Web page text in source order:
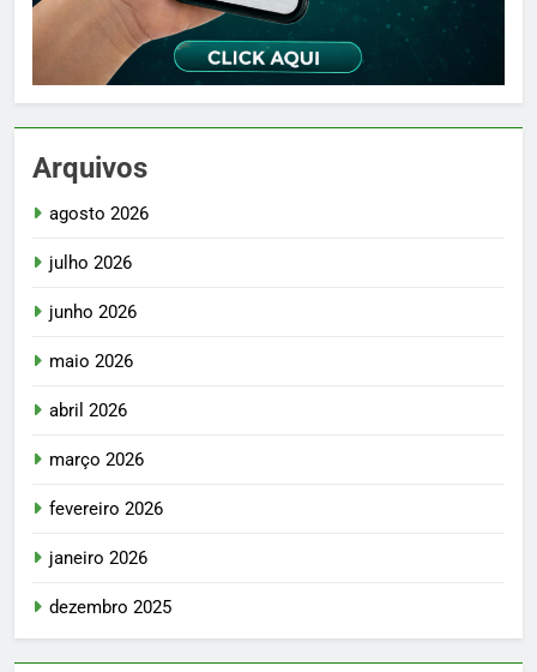
Arquivos
agosto 2026
julho 2026
junho 2026
maio 2026
abril 2026
março 2026
fevereiro 2026
janeiro 2026
dezembro 2025